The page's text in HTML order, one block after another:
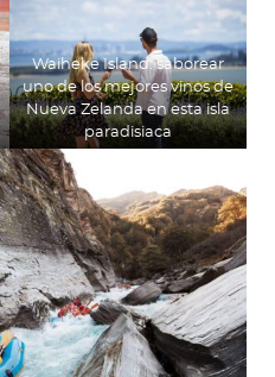
Waiheke Island: saborear
uno de los mejores vinos de
Nueva Zelanda en esta isla
paradisiaca